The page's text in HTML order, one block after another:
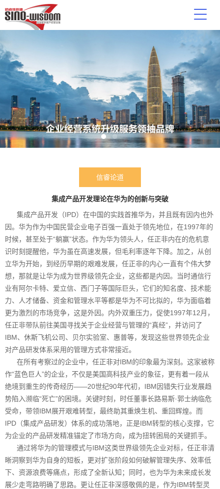
信睿论道
集成产品开发理论在华为的创新与突破
集成产品开发（IPD）在中国的实践首推华为，并且既有因内也外
因。华为作为中国民营企业电子百强一直处于领先地位，在1997年的
时候，甚至处于“躺赢”状态。作为华为领头人，任正非内在的危机意
识时刻提醒他，华为虽在高速发展，但毛利率逐年下降。加之，从创
立华为开始，到经历早期的艰难发展，任正非的内心一直有个伟大梦
想，那就是让华为成为世界级领先企业，这些都是内因。当时通信行
业有阿尔卡特、爱立信、西门子等国际巨头，它们的知名度、技术能
力、人才储备、资金和管理水平等都是华为不可比拟的，华为面临着
更为激烈的市场竞争，这是外因。内外双重压力，促使1997年12月，
任正非带队前往美国寻找关于企业经营与管理的“真经”，并访问了
IBM、休斯飞机公司、贝尔实验室、惠普等，发现这些世界领先企业
对产品研发体系采用的管理方式非常接近。
在所有考察过的企业中，任正非对IBM的印象最为深刻。这家被称
作“蓝色巨人”的企业，不仅是美国高科技产业的象征，更有着一段从
绝境到重生的传奇经历——20世纪90年代初，IBM因错失行业发展趋
势陷入濒临“死亡”的困境。关键时刻，时任董事长路易斯·郭士纳临危
受命，带领IBM展开艰难转型，最终助其重焕生机、重回辉煌。而
IPD（集成产品研发）体系的成功落地，正是IBM转型的核心支撑，它
为企业的产品研发精准锚定了市场方向，成为扭转困局的关键抓手。
通过将华为的管理模式与IBM这类世界级领先企业对标，任正非清
晰洞察到华为自身的短板，更对扩张阶段如何破解管理失序、效率低
下、资源浪费等痛点，形成了全新认知；同时，也为华为未来成长发
展少走弯路明确了思路。更让任正非深感敬佩的是，作为IBM转型灵